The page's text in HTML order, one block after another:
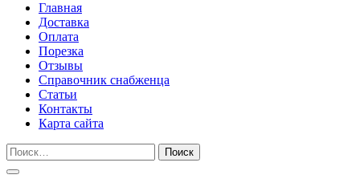
Главная
Доставка
Оплата
Порезка
Отзывы
Справочник снабженца
Статьи
Контакты
Карта сайта